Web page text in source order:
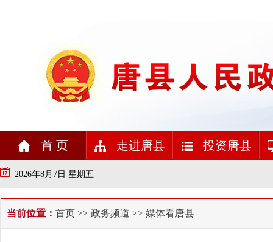
首 页 走进唐县 投资唐县
2026年8月7日 星期五
当前位置： 首页 >> 政务频道 >> 媒体看唐县